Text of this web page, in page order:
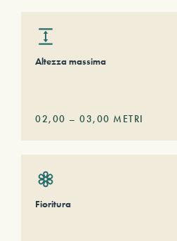
Altezza massima
02,00 – 03,00 METRI
Fioritura